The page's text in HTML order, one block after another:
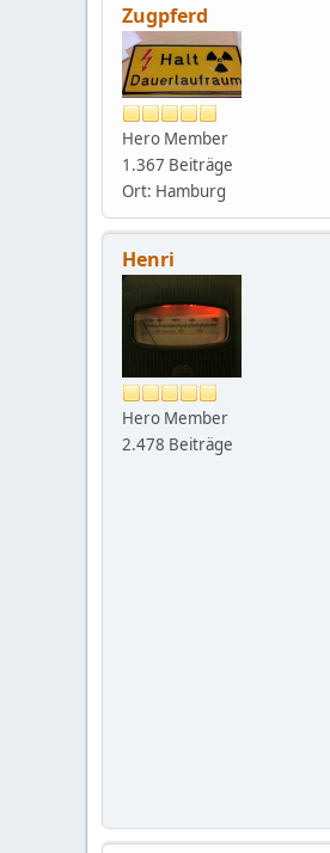
Zugpferd
Hero Member
1.367 Beiträge
Ort: Hamburg
Henri
Hero Member
2.478 Beiträge